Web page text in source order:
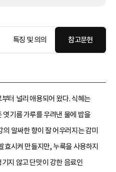
특징 및 의의 참고문헌
터 널리 애용되어 왔다. 식혜는
기름 가루를 우려낸 물에 밥을
알싸한 향이 잘 어우러지는 감미
효시켜 만들지만, 누룩을 사용하지
지 않고 단맛이 강한 음료인